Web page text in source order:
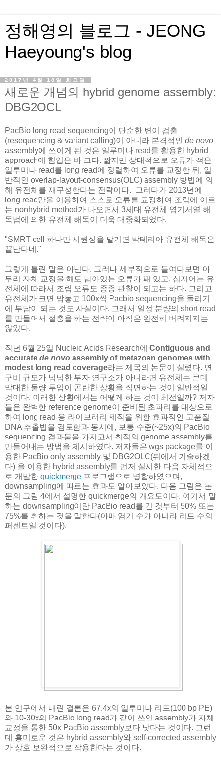
정해영의 블로그 - JEONG
Haeyoung's blog
2017년 4월 18일 화요일
새로운 개념의 hybrid genome assembly:
DBG2OCL
PacBio long read sequencing이 단순한 변이 검출
(resequencing & variant calling)이 아니라 본격적인 de novo
assembly에 쓰이게 된 것은 일루미나 read를 활용한 hybrid
approach에 힘입은 바 크다. 짧지만 상대적으로 오류가 적은
일루미나 read를 long read에 정렬하여 오류를 교정한 뒤, 일
반적인 overlap-layout-consensus(OLC) assembly 방법에 의
해 유전체를 재구성한다는 전략이다. 그러다가 2013년에
long read만을 이용하여 스스로 오류를 교정하여 조립에 이르
는 nonhybrid method가 나오면서 3세대 유전체 염기서열 해
독법에 의한 유전체 해독이 더욱 대중화되었다.
"SMRT cell 하나만 시퀀싱을 맡기면 박테리아 유전체 해독은
끝난다네."
그렇게 틀린 말은 아닌다. 그러나 세부적으로 들여다보면 아
무리 자체 교정을 해도 남아있는 오류가 꽤 있고, 심지어는 유
전체에 따라서 조립 오류도 종종 관찰이 되고는 하다. 그리고
유전체가 크면 맘놓고 100x씩 Pacbio sequencing을 돌리기
에 부담이 되는 것도 사실이다. 그래서 일정 분량의 short read
를 만들어서 절충을 하는 전략이 아직은 완전히 버려지지는
않았다.
작년 6월 25일 Nucleic Acids Research에 Contiguous and
accurate de novo assembly of metazoan genomes with
modest long read coverage라는 제목의 논문이 실렸다. 연
구비 규모가 넉넉한 부자 연구소가 아니라면 유전체는 큰데
막대한 물량 투입이 곤란한 상황을 직면하는 것이 일반적일
것이다. 이러한 상황에서는 어떻게 하는 것이 최선일까? 저자
들은 완벽한 reference genome이 준비된 초파리를 대상으로
하여 long read 용 라이브러리 제작을 위한 효과적인 고품질
DNA 추출법을 검토함과 동시에, 보통 수준(~25x)의 PacBio
sequencing 결과물을 가지고서 최적의 genome assembly를
만들어내는 방법을 제시하였다. 저자들은 wgs package를 이
용한 PacBio only assembly 및 DBG2OLC(뒤에서 기술하겠
다) 을 이용한 hybrid assembly를 먼저 실시한 다음 자체적으
로 개발한 quickmerge 프로그램으로 병합하였으며,
downsampling에 따르는 효과도 알아보았다. 다음 그림은 논
문의 그림 4에서 설명한 quickmerge의 개요도이다. 여기서 말
하는 downsampling이란 PacBio read를 긴 것부터 50% 또는
75%를 취하는 것을 말한다(아마 염기 수가 아니라 리드 수의
퍼센트일 것이다).
본 연구에서 내린 결론은 67.4x의 일루미나 리드(100 bp PE)
와 10-30x의 PacBio long read가 같이 쓰인 assembly가 자체
교정을 통한 50x PacBio assembly보다 낫다는 것이다. 그런
데 흥미로운 것은 hybrid assembly와 self-corrected assembly
가 상호 보완적으로 작용한다는 것이다.